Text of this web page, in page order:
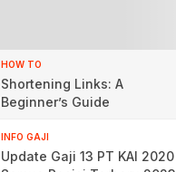
HOW TO
Shortening Links: A
Beginner’s Guide
INFO GAJI
Update Gaji 13 PT KAI 2020